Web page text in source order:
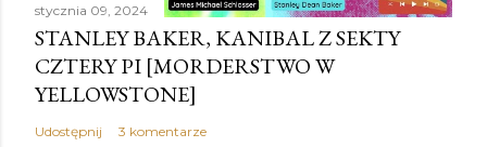
stycznia 09, 2024
STANLEY BAKER, KANIBAL Z SEKTY
CZTERY PI [MORDERSTWO W
YELLOWSTONE]
Udostępnij 3 komentarze